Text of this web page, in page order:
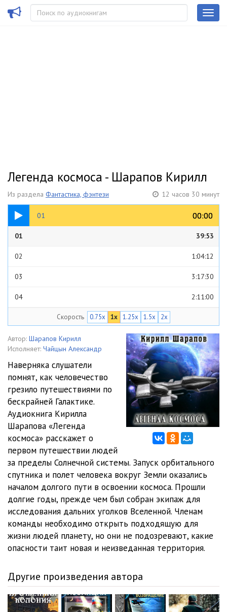
Легенда космоса - Шарапов Кирилл
Из раздела Фантастика, фэнтези 12 часов 30 минут
01 00:00
00:00
39:53
01 39:53
02 1:04:12
03 3:17:30
04 2:11:00
06 2:54:54
Скорость 0.75x 1x 1.25x 1.5x 2x
Автор: Шарапов Кирилл
Исполняет: Чайцын Александр
Наверняка слушатели
помнят, как человечество
грезило путешествиями по
бескрайней Галактике.
Аудиокнига Кирилла
Шарапова «Легенда
космоса» расскажет о
первом путешествии людей
за пределы Солнечной системы. Запуск орбитального
спутника и полет человека вокруг Земли оказались
началом долгого пути в освоении космоса. Прошли
долгие годы, прежде чем был собран экипаж для
исследования дальних уголков Вселенной. Членам
команды необходимо открыть подходящую для
жизни людей планету, но они не подозревают, какие
опасности таит новая и неизведанная территория.
Другие произведения автора